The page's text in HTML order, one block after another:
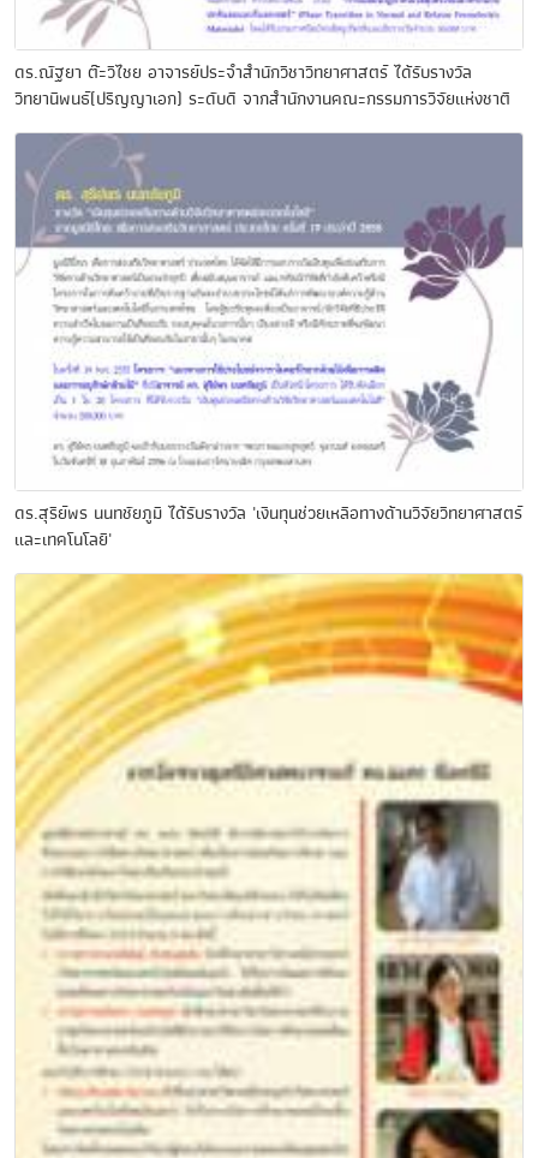
ดร.ณัฐยา ต๊ะวิไชย อาจารย์ประจำสำนักวิชาวิทยาศาสตร์ ได้รับรางวัล
วิทยานิพนธ์(ปริญญาเอก) ระดับดี จากสำนักงานคณะกรรมการวิจัยแห่งชาติ
ดร.สุรีย์พร นนทชัยภูมิ ได้รับรางวัล 'เงินทุนช่วยเหลือทางด้านวิจัยวิทยาศาสตร์
และเทคโนโลยี'